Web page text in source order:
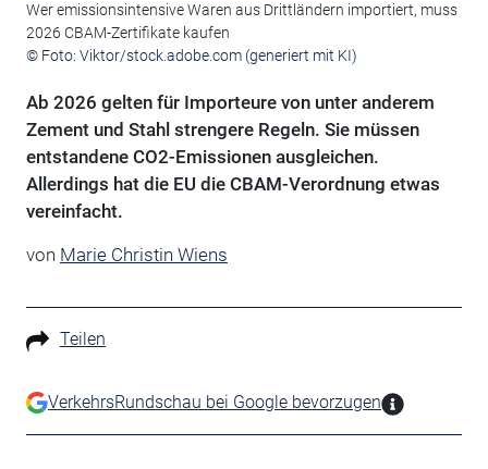
Wer emissionsintensive Waren aus Drittländern importiert, muss
2026 CBAM-Zertifikate kaufen
© Foto: Viktor/stock.adobe.com (generiert mit KI)
Ab 2026 gelten für Importeure von unter anderem
Zement und Stahl strengere Regeln. Sie müssen
entstandene CO2-Emissionen ausgleichen.
Allerdings hat die EU die CBAM-Verordnung etwas
vereinfacht.
von Marie Christin Wiens
Teilen
VerkehrsRundschau bei Google bevorzugen